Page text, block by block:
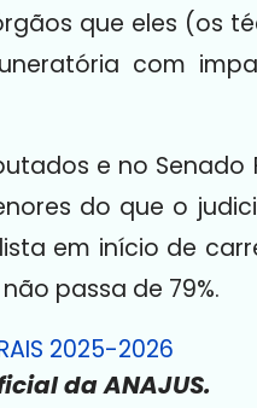
que eles (os
com
e no Senado
do que o
em início de
passa de 79%.
2025-2026
da ANAJUS.